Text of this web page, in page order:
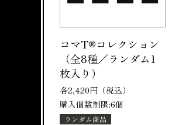
コマT®コレクション
（全8種／ランダム1
枚入り）
各2,420円（税込）
購入個数制限:6個
ランダム商品